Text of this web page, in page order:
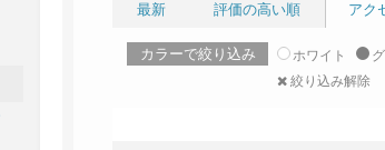
最新 評価の高い順 アク
カラーで絞り込み ホワイト
絞り込み解除